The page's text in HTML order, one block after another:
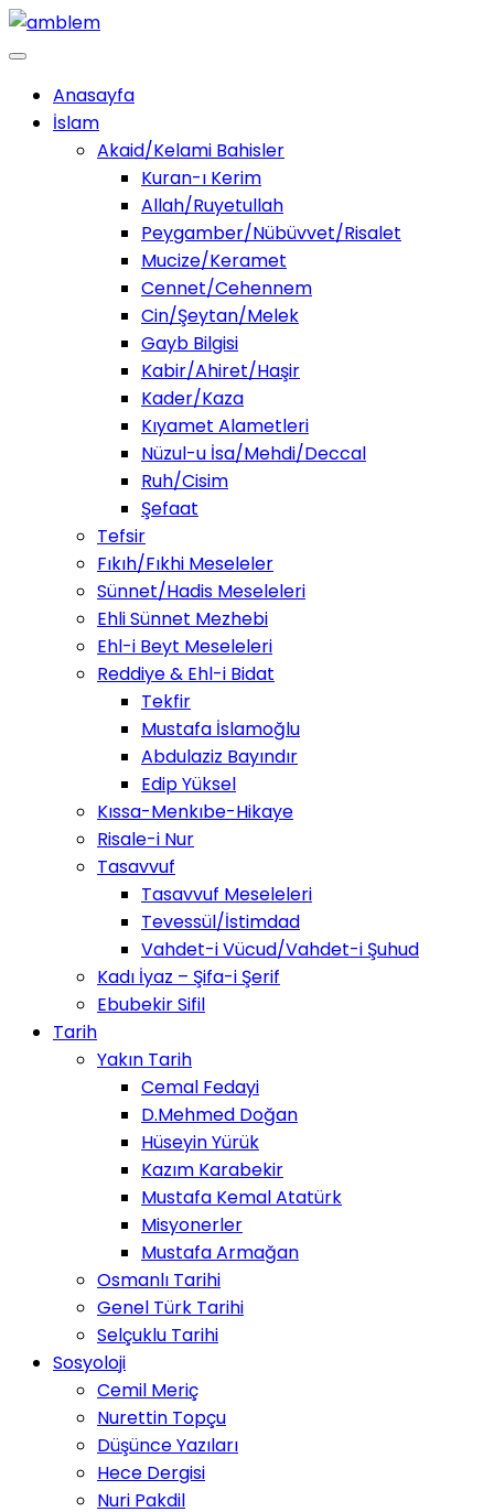
Anasayfa
İslam
Akaid/Kelami Bahisler
Kuran-ı Kerim
Allah/Ruyetullah
Peygamber/Nübüvvet/Risalet
Mucize/Keramet
Cennet/Cehennem
Cin/Şeytan/Melek
Gayb Bilgisi
Kabir/Ahiret/Haşir
Kader/Kaza
Kıyamet Alametleri
Nüzul-u İsa/Mehdi/Deccal
Ruh/Cisim
Şefaat
Tefsir
Fıkıh/Fıkhi Meseleler
Sünnet/Hadis Meseleleri
Ehli Sünnet Mezhebi
Ehl-i Beyt Meseleleri
Reddiye & Ehl-i Bidat
Tekfir
Mustafa İslamoğlu
Abdulaziz Bayındır
Edip Yüksel
Kıssa-Menkıbe-Hikaye
Risale-i Nur
Tasavvuf
Tasavvuf Meseleleri
Tevessül/İstimdad
Vahdet-i Vücud/Vahdet-i Şuhud
Kadı İyaz – Şifa-i Şerif
Ebubekir Sifil
Tarih
Yakın Tarih
Cemal Fedayi
D.Mehmed Doğan
Hüseyin Yürük
Kazım Karabekir
Mustafa Kemal Atatürk
Misyonerler
Mustafa Armağan
Osmanlı Tarihi
Genel Türk Tarihi
Selçuklu Tarihi
Sosyoloji
Cemil Meriç
Nurettin Topçu
Düşünce Yazıları
Hece Dergisi
Nuri Pakdil